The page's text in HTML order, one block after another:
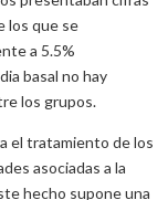
los que se
a 5.5%
basal no hay
los grupos.
el tratamiento de los
asociadas a la
hecho supone una